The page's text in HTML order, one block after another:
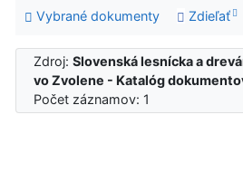
Vybrané dokumenty
Zdieľať
Zdroj:Slovenská lesnícka a
vo Zvolene - Katalóg
Počet záznamov: 1